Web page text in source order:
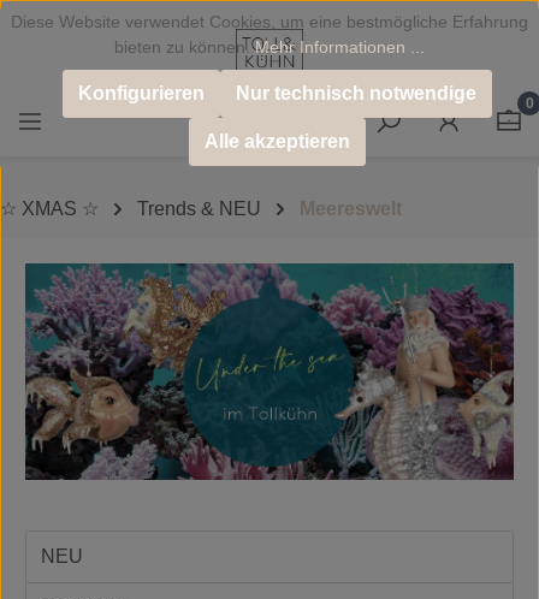
Zum Hauptinhalt springen
0
☆ XMAS ☆ Trends & NEU Meereswelt
NEU
Diese Website verwendet Cookies, um eine bestmögliche Erfahrung
bieten zu können.Mehr Informationen ...
Nur technisch notwendige
Konfigurieren
Alle akzeptieren